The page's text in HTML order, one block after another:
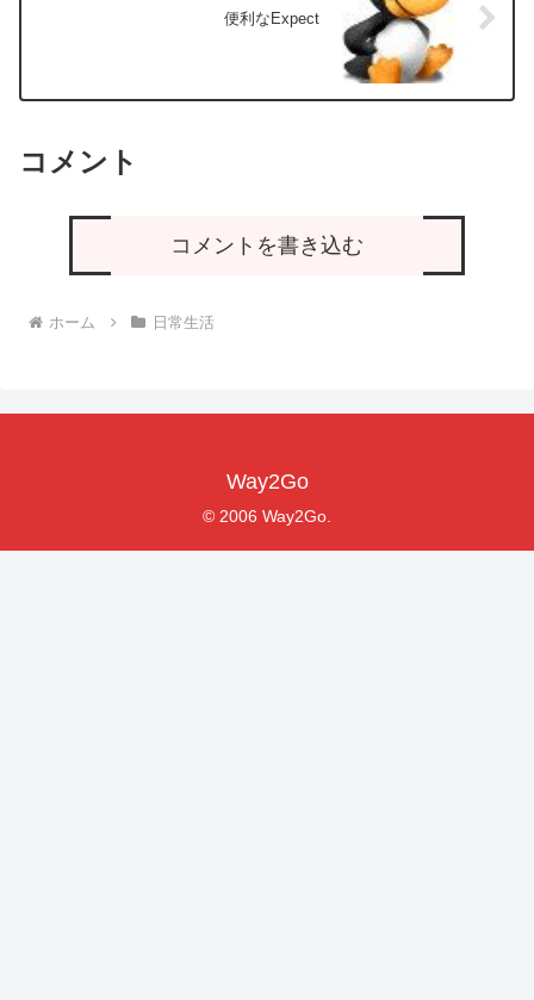
便利なExpect
コメント
コメントを書き込む
ホーム 日常生活
Way2Go
© 2006 Way2Go.